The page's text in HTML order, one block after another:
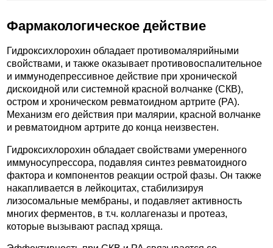
Фармакологическое действие
Гидроксихлорохин обладает противомалярийными
свойствами, и также оказывает противовоспалительное
и иммунодепрессивное действие при хронической
дискоидной или системной красной волчанке (СКВ),
остром и хроническом ревматоидном артрите (РА).
Механизм его действия при малярии, красной волчанке
и ревматоидном артрите до конца неизвестен.
Гидроксихлорохин обладает свойствами умеренного
иммуносупрессора, подавляя синтез ревматоидного
фактора и компонентов реакции острой фазы. Он также
накапливается в лейкоцитах, стабилизируя
лизосомальные мембраны, и подавляет активность
многих ферментов, в т.ч. коллагеназы и протеаз,
которые вызывают распад хряща.